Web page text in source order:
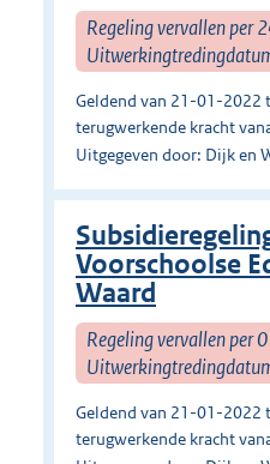
Regeling vervallen
Geldend van 21-01-
terugwerkende kracht
Uitgegeven door: Dijk en
Voorschoolse
Waard
Regeling vervallen
Geldend van 21-01-
terugwerkende kracht